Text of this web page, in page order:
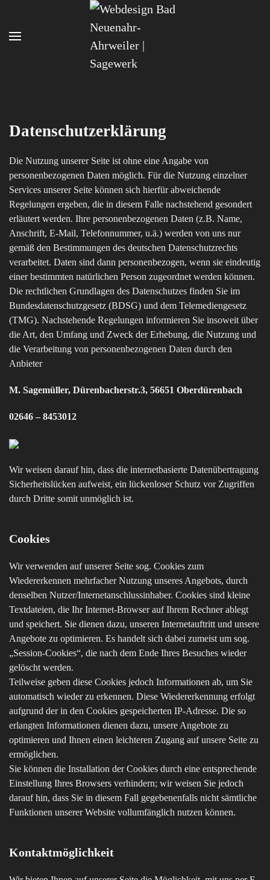
Zum Hauptinhalt springen
Datenschutzerklärung
Die Nutzung unserer Seite ist ohne eine Angabe von
personenbezogenen Daten möglich. Für die Nutzung einzelner
Services unserer Seite können sich hierfür abweichende
Regelungen ergeben, die in diesem Falle nachstehend gesondert
erläutert werden. Ihre personenbezogenen Daten (z.B. Name,
Anschrift, E-Mail, Telefonnummer, u.ä.) werden von uns nur
gemäß den Bestimmungen des deutschen Datenschutzrechts
verarbeitet. Daten sind dann personenbezogen, wenn sie eindeutig
einer bestimmten natürlichen Person zugeordnet werden können.
Die rechtlichen Grundlagen des Datenschutzes finden Sie im
Bundesdatenschutzgesetz (BDSG) und dem Telemediengesetz
(TMG). Nachstehende Regelungen informieren Sie insoweit über
die Art, den Umfang und Zweck der Erhebung, die Nutzung und
die Verarbeitung von personenbezogenen Daten durch den
Anbieter
M. Sagemüller, Dürenbacherstr.3, 56651 Oberdürenbach
02646 – 8453012
Wir weisen darauf hin, dass die internetbasierte Datenübertragung
Sicherheitslücken aufweist, ein lückenloser Schutz vor Zugriffen
durch Dritte somit unmöglich ist.
Cookies
Wir verwenden auf unserer Seite sog. Cookies zum
Wiedererkennen mehrfacher Nutzung unseres Angebots, durch
denselben Nutzer/Internetanschlussinhaber. Cookies sind kleine
Textdateien, die Ihr Internet-Browser auf Ihrem Rechner ablegt
und speichert. Sie dienen dazu, unseren Internetauftritt und unsere
Angebote zu optimieren. Es handelt sich dabei zumeist um sog.
„Session-Cookies“, die nach dem Ende Ihres Besuches wieder
gelöscht werden.
Teilweise geben diese Cookies jedoch Informationen ab, um Sie
automatisch wieder zu erkennen. Diese Wiedererkennung erfolgt
aufgrund der in den Cookies gespeicherten IP-Adresse. Die so
erlangten Informationen dienen dazu, unsere Angebote zu
optimieren und Ihnen einen leichteren Zugang auf unsere Seite zu
ermöglichen.
Sie können die Installation der Cookies durch eine entsprechende
Einstellung Ihres Browsers verhindern; wir weisen Sie jedoch
darauf hin, dass Sie in diesem Fall gegebenenfalls nicht sämtliche
Funktionen unserer Website vollumfänglich nutzen können.
Kontaktmöglichkeit